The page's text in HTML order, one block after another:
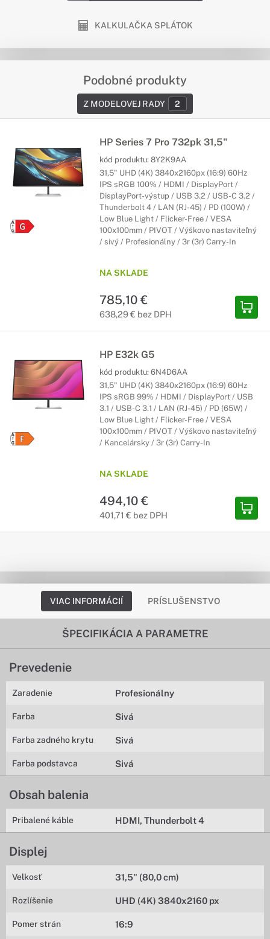
KALKULAČKA SPLÁTOK
Podobné produkty
Z MODELOVEJ RADY 2
HP Series 7 Pro 732pk 31,5"
kód produktu: 8Y2K9AA
31,5" UHD (4K) 3840x2160px (16:9) 60Hz
IPS sRGB 100% / HDMI / DisplayPort /
DisplayPort-výstup / USB 3.2 / USB-C 3.2 /
Thunderbolt 4 / LAN (RJ-45) / PD (100W) /
Low Blue Light / Flicker-Free / VESA
100x100mm / PIVOT / Výškovo nastaviteľný
/ sivý / Profesionálny / 3r (3r) Carry-In
NA SKLADE
785,10 €
638,29 € bez DPH
HP E32k G5
kód produktu: 6N4D6AA
31,5" UHD (4K) 3840x2160px (16:9) 60Hz
IPS sRGB 99% / HDMI / DisplayPort / USB
3.1 / USB-C 3.1 / LAN (RJ-45) / PD (65W) /
Low Blue Light / Flicker-Free / VESA
100x100mm / PIVOT / Výškovo nastaviteľný
/ Kancelársky / 3r (3r) Carry-In
NA SKLADE
494,10 €
401,71 € bez DPH
VIAC INFORMÁCIÍ PRÍSLUŠENSTVO
ŠPECIFIKÁCIA A PARAMETRE
Prevedenie
Zaradenie Profesionálny
Farba Sivá
Farba zadného krytu Sivá
Farba podstavca Sivá
Obsah balenia
Pribalené káble HDMI, Thunderbolt 4
Displej
Velkosť 31,5" (80,0 cm)
Rozlíšenie UHD (4K) 3840x2160 px
Pomer strán 16:9